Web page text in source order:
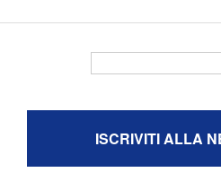
ISCRIVITI ALLA